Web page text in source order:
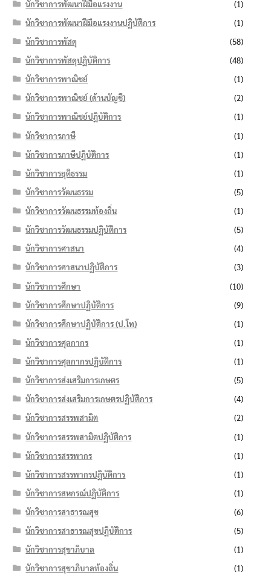
นักวิชาการพัฒนาฝีมือแรงงาน
(1)
นักวิชาการพัฒนาฝีมือแรงงานปฏิบัติการ
(1)
นักวิชาการพัสดุ
(58)
นักวิชาการพัสดุปฏิบัติการ
(48)
นักวิชาการพาณิชย์
(1)
นักวิชาการพาณิชย์ (ด้านบัญชี)
(2)
นักวิชาการพาณิชย์ปฏิบัติการ
(1)
นักวิชาการภาษี
(1)
นักวิชาการภาษีปฏิบัติการ
(1)
นักวิชาการยุติธรรม
(1)
นักวิชาการวัฒนธรรม
(5)
นักวิชาการวัฒนธรรมท้องถิ่น
(1)
นักวิชาการวัฒนธรรมปฏิบัติการ
(5)
นักวิชาการศาสนา
(4)
นักวิชาการศาสนาปฏิบัติการ
(3)
นักวิชาการศึกษา
(10)
นักวิชาการศึกษาปฏิบัติการ
(9)
นักวิชาการศึกษาปฏิบัติการ (ป.โท)
(1)
นักวิชาการศุลกากร
(1)
นักวิชาการศุลกากรปฏิบัติการ
(1)
นักวิชาการส่งเสริมการเกษตร
(5)
นักวิชาการส่งเสริมการเกษตรปฏิบัติการ
(4)
นักวิชาการสรรพสามิต
(2)
นักวิชาการสรรพสามิตปฏิบัติการ
(1)
นักวิชาการสรรพากร
(1)
นักวิชาการสรรพากรปฏิบัติการ
(1)
นักวิชาการสหกรณ์ปฏิบัติการ
(1)
นักวิชาการสาธารณสุข
(6)
นักวิชาการสาธารณสุขปฏิบัติการ
(5)
นักวิชาการสุขาภิบาล
(1)
นักวิชาการสุขาภิบาลท้องถิ่น
(1)